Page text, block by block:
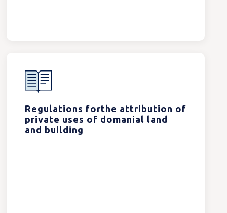
Regulations forthe attribution of
private uses of domanial land
and building